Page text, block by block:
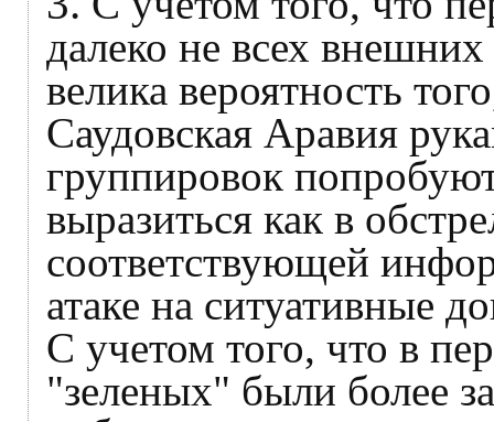
далеко не всех
велика вероятность
Саудовская Аравия
группировок
выразиться как в
соответствующей
атаке на ситуативные
С учетом того, что в
"зеленых" были более